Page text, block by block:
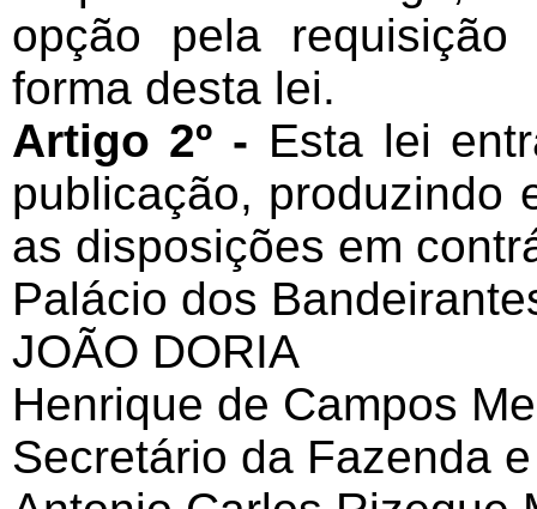
opção pela
forma desta lei.
Artigo 2º - Esta lei
publicação, produzindo
as disposições em
Palácio dos
JOÃO DORIA
Henrique de Campos
Secretário da Fazenda